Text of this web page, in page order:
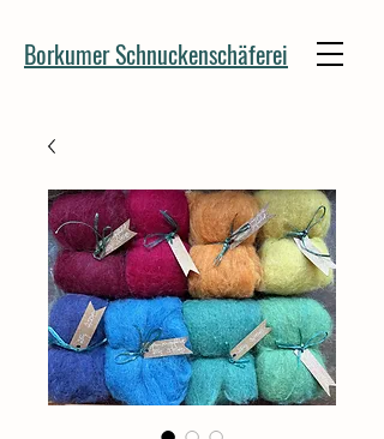
Borkumer Schnuckenschäferei